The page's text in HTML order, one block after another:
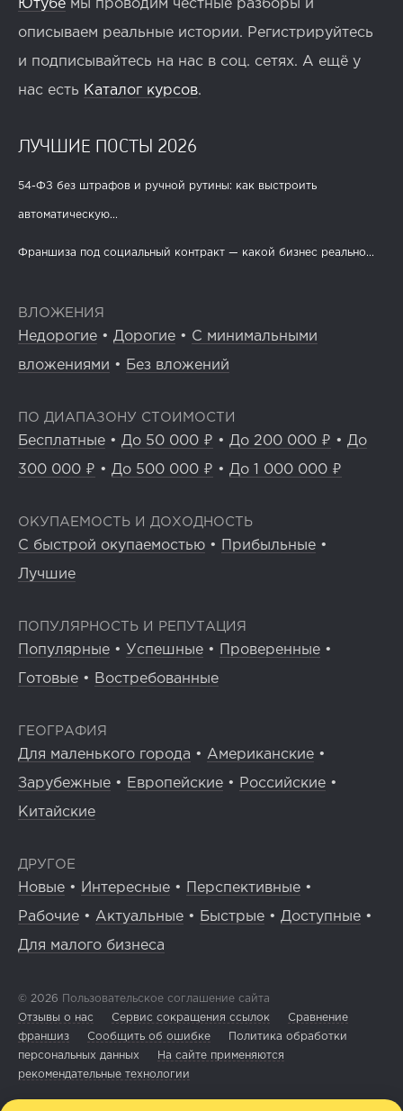
Ютубе мы проводим честные разборы и
описываем реальные истории. Регистрируйтесь
и подписывайтесь на нас в соц. сетях. А ещё у
нас есть Каталог курсов.
ЛУЧШИЕ ПОСТЫ 2026
54-ФЗ без штрафов и ручной рутины: как выстроить
автоматическую...
Франшиза под социальный контракт — какой бизнес реально...
ВЛОЖЕНИЯ
Недорогие • Дорогие • С минимальными
вложениями • Без вложений
ПО ДИАПАЗОНУ СТОИМОСТИ
Бесплатные • До 50 000 ₽ • До 200 000 ₽ • До
300 000 ₽ • До 500 000 ₽ • До 1 000 000 ₽
ОКУПАЕМОСТЬ И ДОХОДНОСТЬ
С быстрой окупаемостью • Прибыльные •
Лучшие
ПОПУЛЯРНОСТЬ И РЕПУТАЦИЯ
Популярные • Успешные • Проверенные •
Готовые • Востребованные
ГЕОГРАФИЯ
Для маленького города • Американские •
Зарубежные • Европейские • Российские •
Китайские
ДРУГОЕ
Новые • Интересные • Перспективные •
Рабочие • Актуальные • Быстрые • Доступные •
Для малого бизнеса
© 2026 Пользовательское соглашение сайта
Отзывы о нас
Сервис сокращения ссылок
Сравнение
франшиз
Сообщить об ошибке
Политика обработки
персональных данных
На сайте применяются
рекомендательные технологии